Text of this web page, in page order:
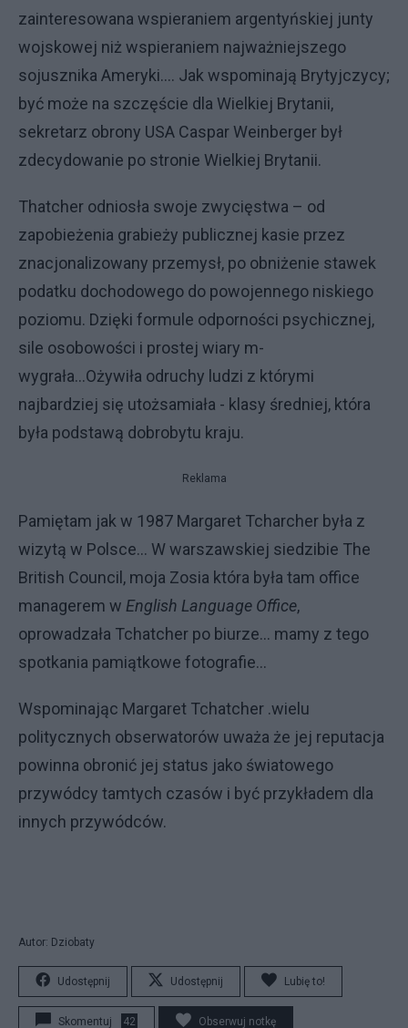
zainteresowana wspieraniem argentyńskiej junty
wojskowej niż wspieraniem najważniejszego
sojusznika Ameryki.... Jak wspominają Brytyjczycy;
być może na szczęście dla Wielkiej Brytanii,
sekretarz obrony USA Caspar Weinberger był
zdecydowanie po stronie Wielkiej Brytanii.
Thatcher odniosła swoje zwycięstwa – od
zapobieżenia grabieży publicznej kasie przez
znacjonalizowany przemysł, po obniżenie stawek
podatku dochodowego do powojennego niskiego
poziomu. Dzięki formule odporności psychicznej,
sile osobowości i prostej wiary m-
wygrała...Ożywiła odruchy ludzi z którymi
najbardziej się utożsamiała - klasy średniej, która
była podstawą dobrobytu kraju.
Reklama
Pamiętam jak w 1987 Margaret Tcharcher była z
wizytą w Polsce... W warszawskiej siedzibie The
British Council, moja Zosia która była tam office
managerem w English Language Office,
oprowadzała Tchatcher po biurze... mamy z tego
spotkania pamiątkowe fotografie...
Wspominając Margaret Tchatcher .wielu
politycznych obserwatorów uważa że jej reputacja
powinna obronić jej status jako światowego
przywódcy tamtych czasów i być przykładem dla
innych przywódców.
Autor: Dziobaty
Udostępnij Udostępnij Lubię to!
Skomentuj 42 Obserwuj notkę